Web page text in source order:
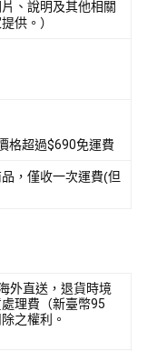
、說明及其他相關
供。）
格超過$690免運費
，僅收一次運費(但
外直送，退貨時境
理費（新臺幣95
之權利。